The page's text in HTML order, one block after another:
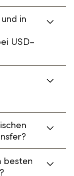
in
USD-
besten